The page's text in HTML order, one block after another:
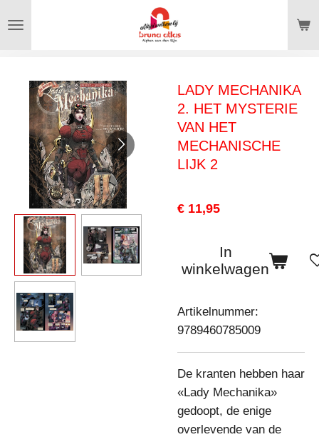
direct
hoofdinhoud
LADY MECHANIKA
2. HET MYSTERIE
VAN HET
MECHANISCHE
LIJK 2
€ 11,95
In
winkelwagen
Artikelnummer:
9789460785009
De kranten hebben haar
«Lady Mechanika»
gedoopt, de enige
overlevende van de